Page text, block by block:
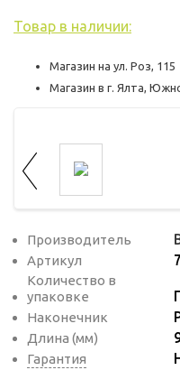
Товар в наличии:
Магазин на ул. Роз, 115
Магазин в г. Ялта,
Производитель
Артикул
Количество в
упаковке
Наконечник
Длина (мм)
Гарантия
пользователей на
чтобы увеличить
и сделать
удобным
Рекламные
для целей
помогают
высокую
маркетинговых и
для